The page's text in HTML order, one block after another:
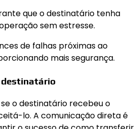
que o destinatário tenha
sem estresse.
de falhas próximas ao
mais segurança.
destinatário
o destinatário recebeu o
lo. A comunicação direta é